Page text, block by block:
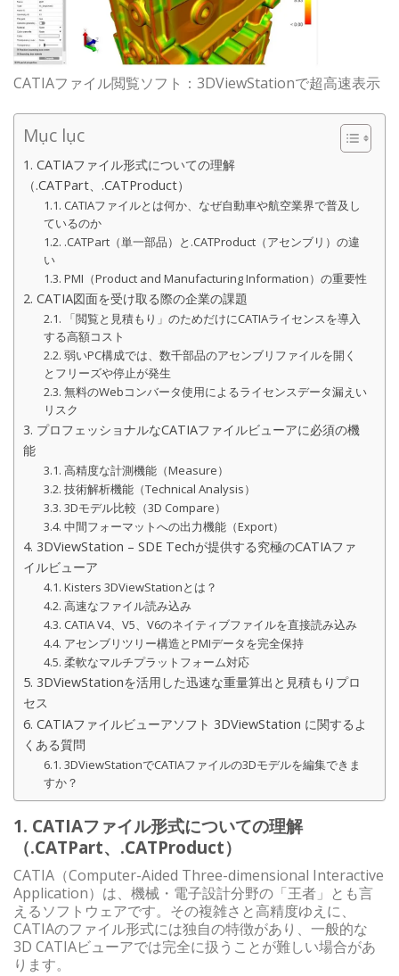
CATIAファイル閲覧ソフト：3DViewStationで超高速表示
Mục lục
1. CATIAファイル形式についての理解
（.CATPart、.CATProduct）
1.1. CATIAファイルとは何か、なぜ自動車や航空業界で普及し
ているのか
1.2. .CATPart（単一部品）と.CATProduct（アセンブリ）の違
い
1.3. PMI（Product and Manufacturing Information）の重要性
2. CATIA図面を受け取る際の企業の課題
2.1. 「閲覧と見積もり」のためだけにCATIAライセンスを導入
する高額コスト
2.2. 弱いPC構成では、数千部品のアセンブリファイルを開く
とフリーズや停止が発生
2.3. 無料のWebコンバータ使用によるライセンスデータ漏えい
リスク
3. プロフェッショナルなCATIAファイルビューアに必須の機
能
3.1. 高精度な計測機能（Measure）
3.2. 技術解析機能（Technical Analysis）
3.3. 3Dモデル比較（3D Compare）
3.4. 中間フォーマットへの出力機能（Export）
4. 3DViewStation – SDE Techが提供する究極のCATIAファ
イルビューア
4.1. Kisters 3DViewStationとは？
4.2. 高速なファイル読み込み
4.3. CATIA V4、V5、V6のネイティブファイルを直接読み込み
4.4. アセンブリツリー構造とPMIデータを完全保持
4.5. 柔軟なマルチプラットフォーム対応
5. 3DViewStationを活用した迅速な重量算出と見積もりプロ
セス
6. CATIAファイルビューアソフト 3DViewStation に関するよ
くある質問
6.1. 3DViewStationでCATIAファイルの3Dモデルを編集できま
すか？
1. CATIAファイル形式についての理解
（.CATPart、.CATProduct）
CATIA（Computer-Aided Three-dimensional Interactive
Application）は、機械・電子設計分野の「王者」とも言
えるソフトウェアです。その複雑さと高精度ゆえに、
CATIAのファイル形式には独自の特徴があり、一般的な
3D CATIAビューアでは完全に扱うことが難しい場合があ
ります。